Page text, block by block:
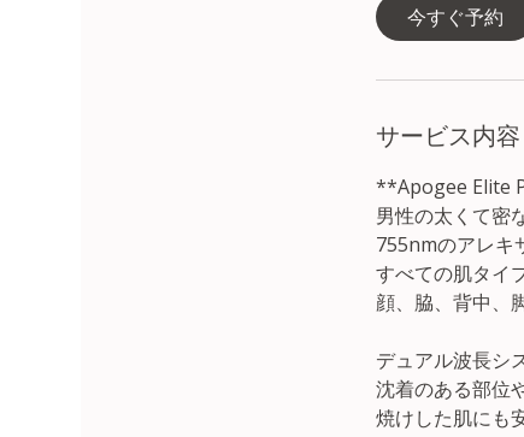
り
今すぐ予約
サービス内容
**Apogee Elite
男性の太くて密
755nmのアレキ
すべての肌タイ
顔、脇、背中、
デュアル波長シ
沈着のある部位
焼けした肌にも